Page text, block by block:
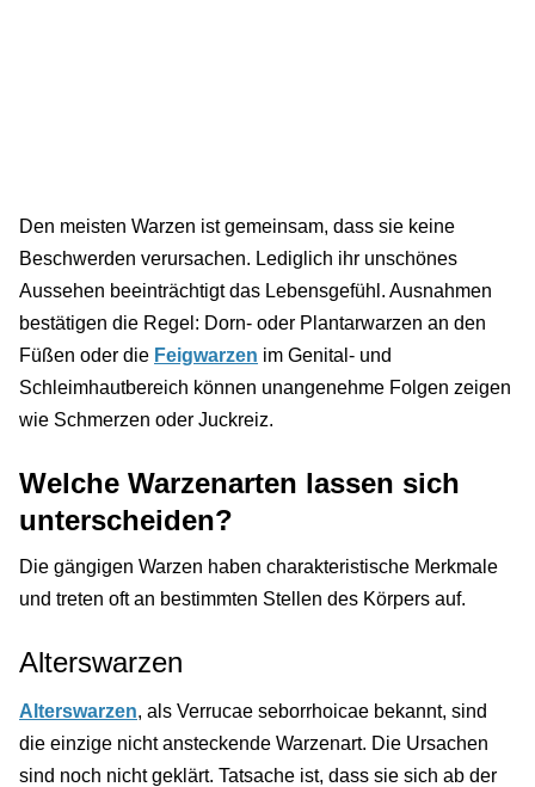
Den meisten Warzen ist gemeinsam, dass sie keine
Beschwerden verursachen. Lediglich ihr unschönes
Aussehen beeinträchtigt das Lebensgefühl. Ausnahmen
bestätigen die Regel: Dorn- oder Plantarwarzen an den
Füßen oder die Feigwarzen im Genital- und
Schleimhautbereich können unangenehme Folgen zeigen
wie Schmerzen oder Juckreiz.
Welche Warzenarten lassen sich
unterscheiden?
Die gängigen Warzen haben charakteristische Merkmale
und treten oft an bestimmten Stellen des Körpers auf.
Alterswarzen
Alterswarzen, als Verrucae seborrhoicae bekannt, sind
die einzige nicht ansteckende Warzenart. Die Ursachen
sind noch nicht geklärt. Tatsache ist, dass sie sich ab der